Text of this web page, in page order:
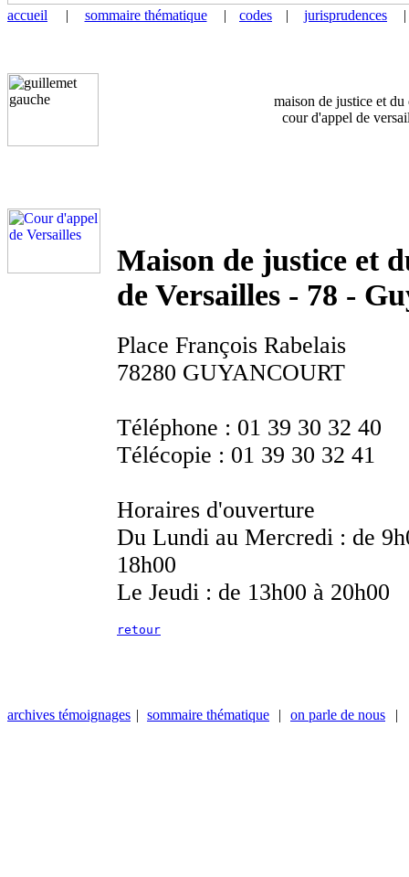
accueil | sommaire thématique | codes | jurisprudences |
maison de justice et du
cour d'appel de
Maison de justice et
de Versailles - 78 -
Place François Rabelais
78280 GUYANCOURT
Téléphone : 01 39 30 32 40
Télécopie : 01 39 30 32 41
Horaires d'ouverture
Du Lundi au Mercredi : de
18h00
Le Jeudi : de 13h00 à 20h00
retour
archives témoignages | sommaire thématique | on parle de nous |